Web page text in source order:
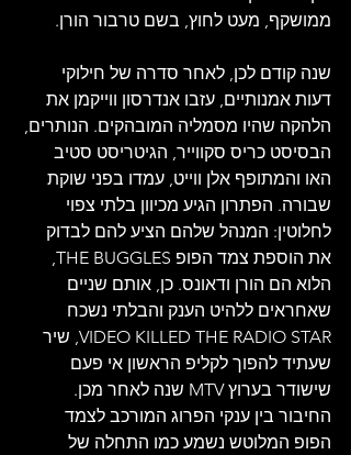
ממושקף, מעט לחוץ, בשם טרבור הורן.
שנה קודם לכן, לאחר סדרה של חילוקי
דעות אמנותיים, עזבו אנדרסון ווייקמן את
הלהקה שהיו מסמליה המובהקים. הנותרים,
הבסיסט כריס סקווייר, הגיטריסט סטיב
האו והמתופף אלן ווייט, עמדו בפני שוקת
שבורה. הפתרון הגיע מכיוון בלתי צפוי
לחלוטין: המנהל שלהם הציע להם לבדוק
את הוספת צמד הפופ THE BUGGLES,
הלוא הם הורן ודאונס. כן, אותם שניים
שאחראים ללהיט הענק והבלתי נשכח
VIDEO KILLED THE RADIO STAR, שיר
שעתיד להפוך לקליפ הראשון אי פעם
שישודר בערוץ MTV שנה לאחר מכן.
החיבור בין ענקי הפרוג המורכב לצמד
הפופ המלוטש נשמע כמו התחלה של